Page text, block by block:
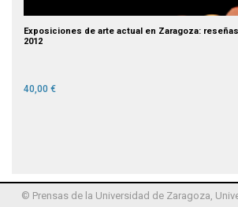
Exposiciones de arte actual en Zaragoza:
2012
40,00 €
© Prensas de la Universidad de Zaragoza,